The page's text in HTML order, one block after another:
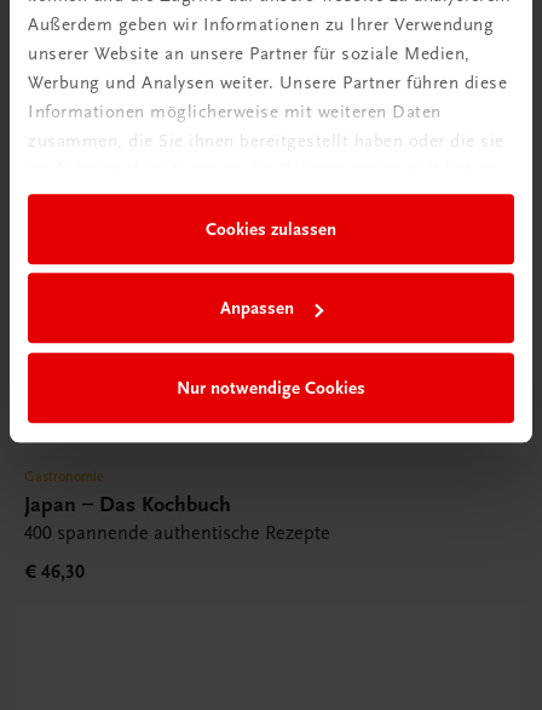
Außerdem geben wir Informationen zu Ihrer Verwendung
unserer Website an unsere Partner für soziale Medien,
Werbung und Analysen weiter. Unsere Partner führen diese
Informationen möglicherweise mit weiteren Daten
zusammen, die Sie ihnen bereitgestellt haben oder die sie
Cookies zulassen
Anpassen
Nur notwendige Cookies
Gastronomie
Japan – Das Kochbuch
400 spannende authentische Rezepte
€ 46,30